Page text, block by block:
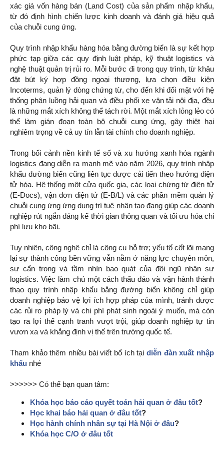
xác giá vốn hàng bán (Land Cost) của sản phẩm nhập khẩu,
từ đó định hình chiến lược kinh doanh và đánh giá hiệu quả
của chuỗi cung ứng.
Quy trình nhập khẩu hàng hóa bằng đường biển là sự kết hợp
phức tạp giữa các quy định luật pháp, kỹ thuật logistics và
nghệ thuật quản trị rủi ro. Mỗi bước đi trong quy trình, từ khâu
đặt bút ký hợp đồng ngoại thương, lựa chọn điều kiện
Incoterms, quản lý dòng chứng từ, cho đến khi đối mặt với hệ
thống phân luồng hải quan và điều phối xe vận tải nội địa, đều
là những mắt xích không thể tách rời. Một mắt xích lỏng lẻo có
thể làm gián đoạn toàn bộ chuỗi cung ứng, gây thiệt hại
nghiêm trọng về cả uy tín lẫn tài chính cho doanh nghiệp.
Trong bối cảnh nền kinh tế số và xu hướng xanh hóa ngành
logistics đang diễn ra mạnh mẽ vào năm 2026, quy trình nhập
khẩu đường biển cũng liên tục được cải tiến theo hướng điện
tử hóa. Hệ thống một cửa quốc gia, các loại chứng từ điện tử
(E-Docs), vận đơn điện tử (E-B/L) và các phần mềm quản lý
chuỗi cung ứng ứng dụng trí tuệ nhân tạo đang giúp các doanh
nghiệp rút ngắn đáng kể thời gian thông quan và tối ưu hóa chi
phí lưu kho bãi.
Tuy nhiên, công nghệ chỉ là công cụ hỗ trợ; yếu tố cốt lõi mang
lại sự thành công bền vững vẫn nằm ở năng lực chuyên môn,
sự cẩn trọng và tầm nhìn bao quát của đội ngũ nhân sự
logistics. Việc làm chủ một cách thấu đáo và vận hành thành
thạo quy trình nhập khẩu bằng đường biển không chỉ giúp
doanh nghiệp bảo vệ lợi ích hợp pháp của mình, tránh được
các rủi ro pháp lý và chi phí phát sinh ngoài ý muốn, mà còn
tạo ra lợi thế cạnh tranh vượt trội, giúp doanh nghiệp tự tin
vươn xa và khẳng định vị thế trên trường quốc tế.
Tham khảo thêm nhiều bài viết bổ ích tại diễn đàn xuất nhập
khẩu nhé
>>>>>> Có thể bạn quan tâm:
Khóa học báo cáo quyết toán hải quan ở đâu tốt?
Học khai báo hải quan ở đâu tốt?
Học hành chính nhân sự tại Hà Nội ở đâu?
Khóa học C/O ở đâu tốt